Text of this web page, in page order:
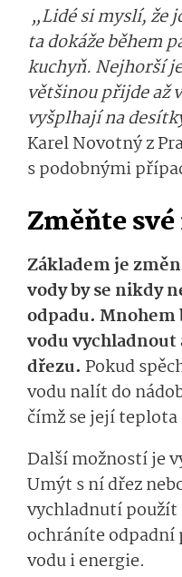
„Lidé si myslí, že
ta dokáže během
kuchyň. Nejhorší
většinou přijde až
vyšplhají na
Karel Novotný z
s podobnými
Změňte
Základem je
vody by se nikdy
odpadu. Mnohem
vodu
dřezu. Pokud
vodu nalít do
čímž se její
Další možností je
Umýt s ní dřez
vychladnutí
ochráníte
vodu i energie.